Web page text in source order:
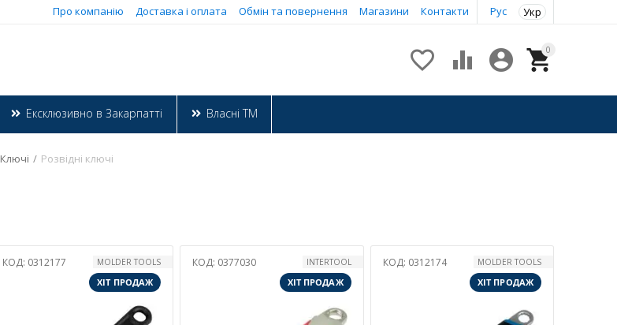
Рус Укр
Про компанію Доставка і оплата Обмін та повернення Магазини Контакти
0


 
Ексклюзивно в Закарпатті Власні ТМ
Ключі / Розвідні ключі
КОД: 0312177
MOLDER TOOLS
ХІТ ПРОДАЖ
КОД: 0377030
INTERTOOL
ХІТ ПРОДАЖ
КОД: 0312174
MOLDER TOOLS
ХІТ ПРОДАЖ